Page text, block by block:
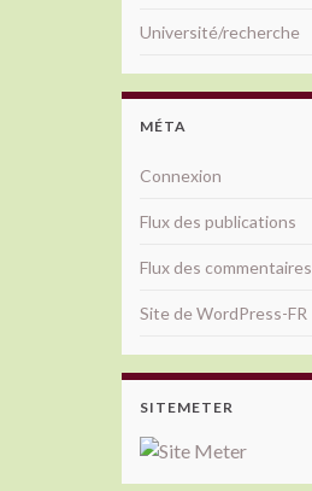
Université/recherche
MÉTA
Connexion
Flux des publications
Flux des commentaires
Site de WordPress-FR
SITEMETER